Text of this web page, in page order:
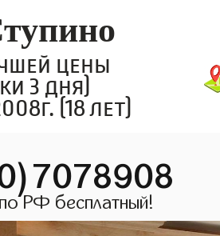
цены
3 дня)
(18 лет)
РФ бесплатный!